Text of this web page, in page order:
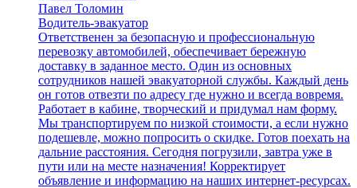
Павел Толомин
Водитель-эвакуатор
Ответственен за безопасную и профессиональную
перевозку автомобилей, обеспечивает бережную
доставку в заданное место. Один из основных
сотрудников нашей эвакуаторной службы. Каждый день
он готов отвезти по адресу где нужно и всегда вовремя.
Работает в кабине, творческий и придумал нам форму.
Мы транспортируем по низкой стоимости, а если нужно
подешевле, можно попросить о скидке. Готов поехать на
дальние расстояния. Сегодня погрузили, завтра уже в
пути или на месте назначения! Корректирует
объявление и информацию на наших интернет-ресурсах.